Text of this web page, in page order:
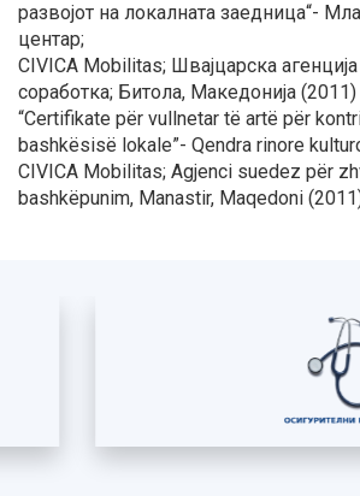
развојот на локалната заедница“-
центар;
CIVICA Mobilitas; Швајцарска агенција
соработка; Битола, Македонија (2011)
“Certifikate për vullnetar të artë për
bashkësisë lokale”- Qendra rinore
CIVICA Mobilitas; Agjenci suedez për
bashkëpunim, Manastir, Maqedoni